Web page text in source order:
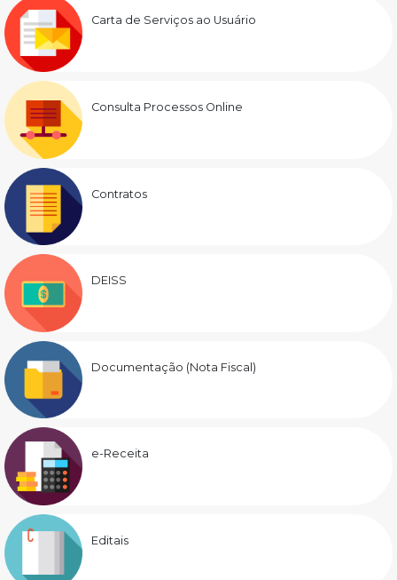
Carta de Serviços ao Usuário
Consulta Processos Online
Contratos
DEISS
Documentação (Nota Fiscal)
e-Receita
Editais